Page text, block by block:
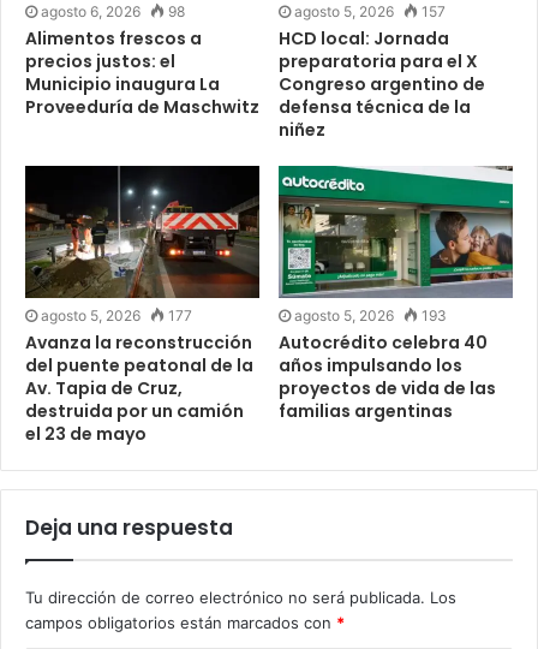
agosto 6, 2026 98
Alimentos frescos a
precios justos: el
Municipio inaugura La
Proveeduría de Maschwitz
agosto 5, 2026 157
HCD local: Jornada
preparatoria para el X
Congreso argentino de
defensa técnica de la
niñez
agosto 5, 2026 177
Avanza la reconstrucción
del puente peatonal de la
Av. Tapia de Cruz,
destruida por un camión
el 23 de mayo
agosto 5, 2026 193
Autocrédito celebra 40
años impulsando los
proyectos de vida de las
familias argentinas
Deja una respuesta
Tu dirección de correo electrónico no será publicada. Los
campos obligatorios están marcados con *